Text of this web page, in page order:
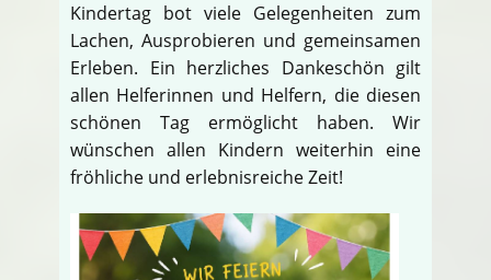
Kindertag bot viele Gelegenheiten zum
Lachen, Ausprobieren und gemeinsamen
Erleben. Ein herzliches Dankeschön gilt
allen Helferinnen und Helfern, die diesen
schönen Tag ermöglicht haben. Wir
wünschen allen Kindern weiterhin eine
fröhliche und erlebnisreiche Zeit!